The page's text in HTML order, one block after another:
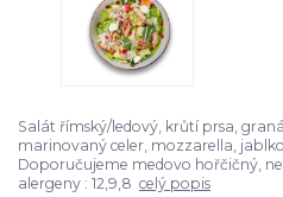
Salát římský/ledový, krůtí prsa,
marinovaný celer, mozzarella,
Doporučujeme medovo hořčičný,
alergeny : 12,9,8 celý popis